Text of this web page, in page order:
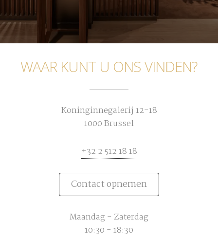
WAAR KUNT U ONS VINDEN?
Koninginnegalerij 12-18
1000 Brussel
+32 2 512 18 18
Contact opnemen
Maandag - Zaterdag
10:30 - 18:30